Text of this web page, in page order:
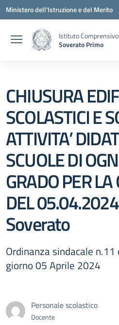
Vai ai contenuti
Vai al menu di navigazione
Vai al footer
Ministero dell'Istruzione e del Merito
Istituto
Soverato Primo
CHIUSURA
SCOLASTICI E
ATTIVITA’
SCUOLE DI
GRADO PER
DEL
Soverato
Ordinanza sindacale
giorno 05 Aprile 2024
Personale scolastico
Docente